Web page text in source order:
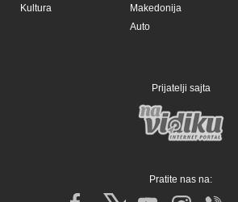
Kultura
Makedonija
Auto
Prijatelji sajta
Pratite nas na: